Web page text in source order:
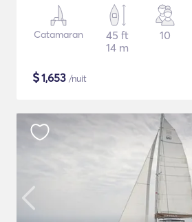
Catamaran
45 ft
14 m
10
$1,653 /nuit